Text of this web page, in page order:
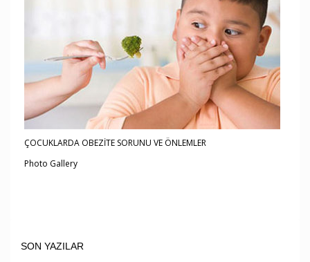
ÇOCUKLARDA OBEZİTE SORUNU VE ÖNLEMLER
Photo Gallery
SON YAZILAR